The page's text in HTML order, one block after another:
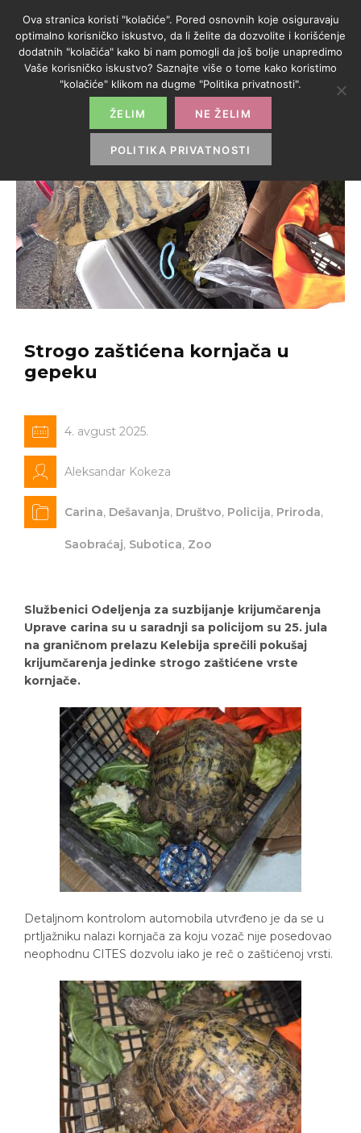
Strogo zaštićena kornjača u
gepeku
4. avgust 2025.
Aleksandar Kokeza
Carina, Dešavanja, Društvo, Policija, Priroda,
Saobraćaj, Subotica, Zoo
Službenici Odeljenja za suzbijanje krijumčarenja
Uprave carina su u saradnji sa policijom su 25. jula
na graničnom prelazu Kelebija sprečili pokušaj
krijumčarenja jedinke strogo zaštićene vrste
kornjače.
Detaljnom kontrolom automobila utvrđeno je da se u
prtljažniku nalazi kornjača za koju vozač nije posedovao
neophodnu CITES dozvolu iako je reč o zaštićenoj vrsti.
Ova stranica koristi "kolačiće". Pored osnovnih koje osiguravaju
optimalno korisničko iskustvo, da li želite da dozvolite i korišćenje
dodatnih "kolačića" kako bi nam pomogli da još bolje unapredimo
Vaše korisničko iskustvo? Saznajte više o tome kako koristimo
"kolačiće" klikom na dugme "Politika privatnosti".
ŽELIM NE ŽELIM
POLITIKA PRIVATNOSTI